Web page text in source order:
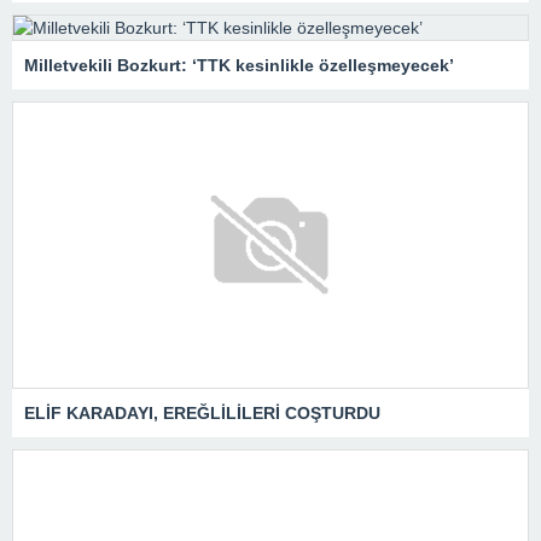
Milletvekili Bozkurt: ‘TTK kesinlikle özelleşmeyecek’
ELİF KARADAYI, EREĞLİLİLERİ COŞTURDU